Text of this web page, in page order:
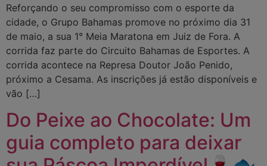
Reforçando o seu compromisso com o esporte da
cidade, o Grupo Bahamas promove no próximo dia 31
de maio, a sua 1° Meia Maratona em Juiz de Fora. A
corrida faz parte do Circuito Bahamas de Esportes. A
corrida acontece na Represa Doutor João Penido,
próximo a Cesama. As inscrições já estão disponíveis e
vão […]
Do Peixe ao Chocolate: Um
guia completo para deixar